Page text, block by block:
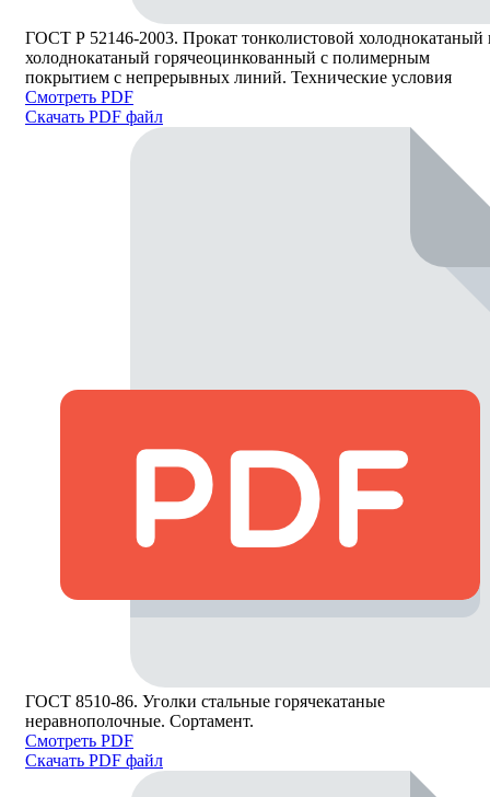
ГОСТ Р 52146-2003. Прокат тонколистовой холоднокатаный
холоднокатаный горячеоцинкованный с полимерным
покрытием с непрерывных линий. Технические условия
Смотреть PDF
Скачать PDF файл
ГОСТ 8510-86. Уголки стальные горячекатаные
неравнополочные. Сортамент.
Смотреть PDF
Скачать PDF файл